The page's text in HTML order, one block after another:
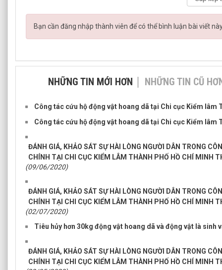
Bạn cần đăng nhập thành viên để có thể bình luận bài viết
NHỮNG TIN MỚI HƠN NHỮNG TIN CŨ
Công tác cứu hộ động vật hoang dã tại Chi cục Kiểm lâm
Công tác cứu hộ động vật hoang dã tại Chi cục Kiểm lâm
ĐÁNH GIÁ, KHẢO SÁT SỰ HÀI LÒNG NGƯỜI DÂN TRONG
CHÍNH TẠI CHI CỤC KIỂM LÂM THÀNH PHỐ HỒ CHÍ MINH
(09/06/2020)
ĐÁNH GIÁ, KHẢO SÁT SỰ HÀI LÒNG NGƯỜI DÂN TRONG
CHÍNH TẠI CHI CỤC KIỂM LÂM THÀNH PHỐ HỒ CHÍ MINH
(02/07/2020)
Tiêu hủy hơn 30kg động vật hoang dã và động vật là sinh
ĐÁNH GIÁ, KHẢO SÁT SỰ HÀI LÒNG NGƯỜI DÂN TRONG
CHÍNH TẠI CHI CỤC KIỂM LÂM THÀNH PHỐ HỒ CHÍ MINH